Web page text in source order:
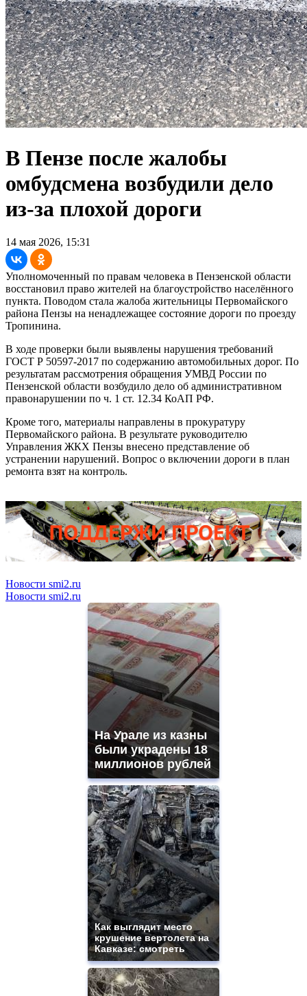
В Пензе после жалобы
омбудсмена возбудили дело
из-за плохой дороги
14 мая 2026, 15:31
Уполномоченный по правам человека в Пензенской области
восстановил право жителей на благоустройство населённого
пункта. Поводом стала жалоба жительницы Первомайского
района Пензы на ненадлежащее состояние дороги по проезду
Тропинина.
В ходе проверки были выявлены нарушения требований
ГОСТ Р 50597-2017 по содержанию автомобильных дорог. По
результатам рассмотрения обращения УМВД России по
Пензенской области возбудило дело об административном
правонарушении по ч. 1 ст. 12.34 КоАП РФ.
Кроме того, материалы направлены в прокуратуру
Первомайского района. В результате руководителю
Управления ЖКХ Пензы внесено представление об
устранении нарушений. Вопрос о включении дороги в план
ремонта взят на контроль.
Новости smi2.ru
Новости smi2.ru
На Урале из казны
были украдены 18
миллионов рублей
Как выглядит место
крушение вертолета на
Кавказе: смотреть